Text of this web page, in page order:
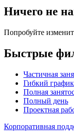
Ничего не
Попробуйте
Быстрые
Частичная
Гибкий график
Полная
Полный день
Проектная
Корпоративная